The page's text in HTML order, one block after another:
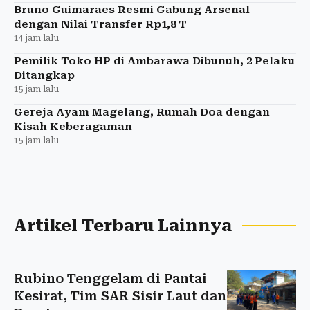
Bruno Guimaraes Resmi Gabung Arsenal
dengan Nilai Transfer Rp1,8 T
14 jam lalu
Pemilik Toko HP di Ambarawa Dibunuh, 2 Pelaku
Ditangkap
15 jam lalu
Gereja Ayam Magelang, Rumah Doa dengan
Kisah Keberagaman
15 jam lalu
Artikel Terbaru Lainnya
Rubino Tenggelam di Pantai
Kesirat, Tim SAR Sisir Laut dan